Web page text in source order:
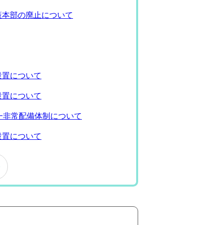
部の廃止について
について
について
非常配備体制について
について